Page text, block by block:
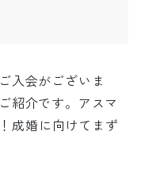
入会がございま
紹介です。アスマ
成婚に向けてまず